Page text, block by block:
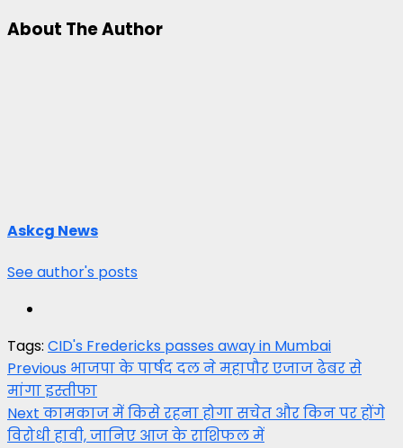
About The Author
Askcg News
See author's posts
Tags: CID's Fredericks passes away in Mumbai
Post
navigation
Previous भाजपा के पार्षद दल ने महापौर एजाज ढेबर से
मांगा इस्तीफा
Next कामकाज में किसे रहना होगा सचेत और किन पर होंगे
विरोधी हावी, जानिए आज के राशिफल में